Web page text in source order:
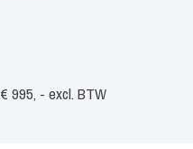
995, - excl. BTW